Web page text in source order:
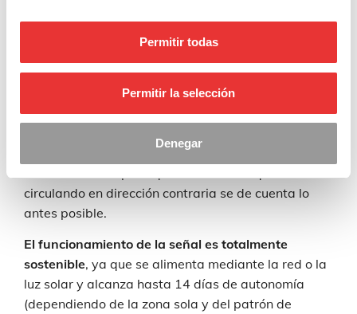
Permitir todas
Permitir la selección
Denegar
Futura SDK.
agrupados de cinco en cinco. Es importante que
circulando en dirección contraria se de cuenta lo
antes posible.
El funcionamiento de la señal es totalmente
sostenible, ya que se alimenta mediante la red o la
luz solar y alcanza hasta 14 días de autonomía
(dependiendo de la zona sola y del patrón de